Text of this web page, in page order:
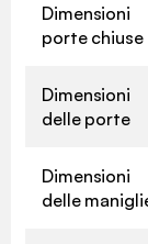
Dimensioni
porte chiuse
Dimensioni
delle porte
Dimensioni
delle